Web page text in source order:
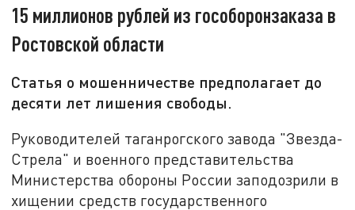
15 миллионов рублей из гособоронзаказа в
Ростовской области
Статья о мошенничестве предполагает до
десяти лет лишения свободы.
Руководителей таганрогского завода "Звезда-
Стрела" и военного представительства
Министерства обороны России заподозрили в
хищении средств государственного